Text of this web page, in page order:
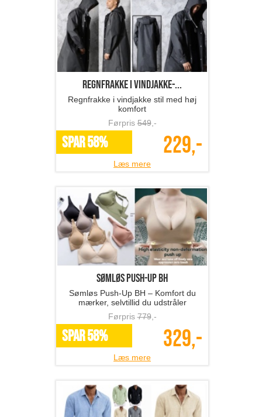
regnfrakke i vindjakke-...
Regnfrakke i vindjakke stil med høj
komfort
Førpris549,-
SPAR 58% 229,-
Læs mere
Sømløs Push-Up BH
Sømløs Push-Up BH – Komfort du
mærker, selvtillid du udstråler
Førpris779,-
SPAR 58% 329,-
Læs mere